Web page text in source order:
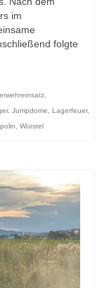
im
folgte
, Jumpdome Lagerfeuer,
Würstel